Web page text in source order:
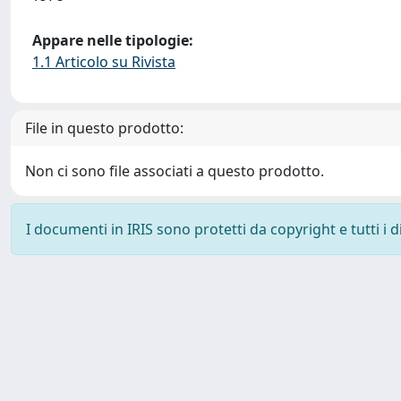
Appare nelle tipologie:
1.1 Articolo su Rivista
File in questo prodotto:
Non ci sono file associati a questo prodotto.
I documenti in IRIS sono protetti da copyright e tutti i